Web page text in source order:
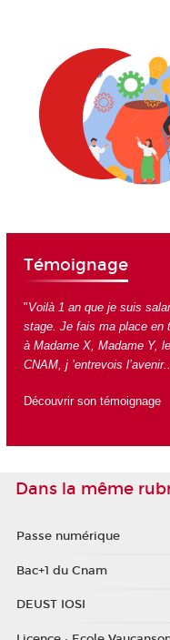
Témoignage
"Voilà 1 an que je suis
stage. Je fais ma place en
à Madame X, Madame Y,
CNAM, j ’entrevois l’avenir...
Découvrir son témoignage
Dans la même
Passe numérique
Bac+1 du Cnam
DEUST IOSI